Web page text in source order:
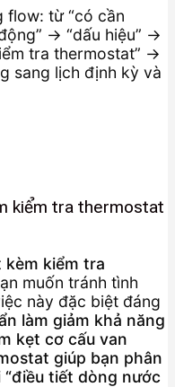
flow: từ “có cần
→ “dấu hiệu” →
tra thermostat” →
sang lịch định kỳ và
kiểm tra thermostat
kèm kiểm tra
muốn tránh tình
này đặc biệt đáng
làm giảm khả năng
kẹt cơ cấu van
giúp bạn phân
“điều tiết dòng nước